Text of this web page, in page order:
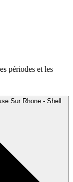
périodes et les
Sur Rhone - Shell